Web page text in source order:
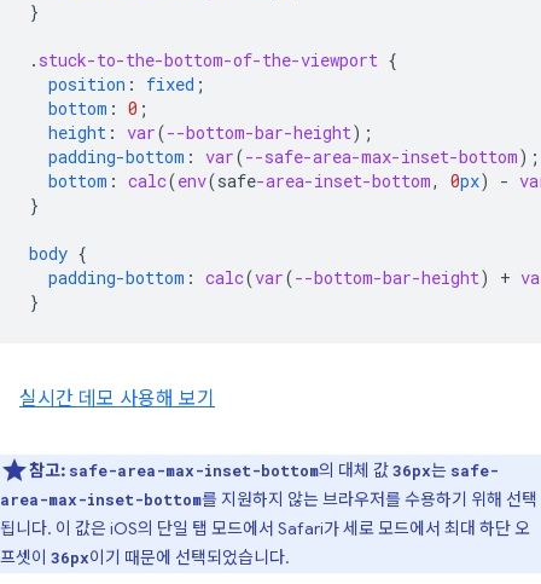
}
. stuck-to-the-bottom-of-the-viewport {
position : fixed ;
bottom : 0 ;
height : var(--bottom-bar-height);
padding-bottom : var(--safe-area-max-inset-bottom);
bottom : calc(env(safe-area-inset-bottom, 0px) -
}
body {
padding-bottom : calc(var(--bottom-bar-height) +
}
실시간 데모 사용해 보기
참고: safe-area-max-inset-bottom의 대체 값36px는 safe-
area-max-inset-bottom를 지원하지 않는 브라우저를 수용하기 위해 선택
됩니다. 이 값은 iOS의 단일 탭 모드에서 Safari가 세로 모드에서 최대 하단 오
프셋이 36px이기 때문에 선택되었습니다.